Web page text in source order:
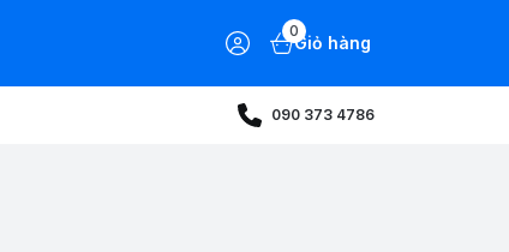
0
Giỏ hàng
090 373 4786